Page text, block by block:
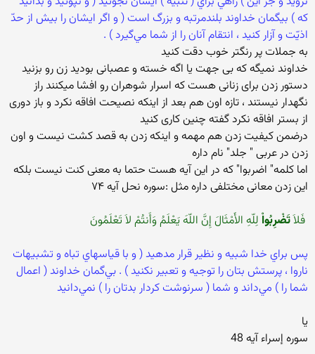
كه ) بيگمان خداوند بلندمرتبه و بزرگ است ( و اگر ايشان را بيش از حدّ
اذيّت و آزار كنيد ، انتقام آنان را از شما مي‌گيرد ) .
به جملات پر رنگتر خوب دقت کنید
خداوند نمیگه که بی جهت یا اگه خسته و عصبانی بودید زن رو بزنید
دستور زدن برای زنانی هست که اسرار شوهران رو افشا میکنند راز
نگهدار نیستند ، تازه اون هم بعد از اینکه نصیحت افاقه نکرد و باز دوری
از بستر افاقه نکرد گفته چنین کاری کنید
درضمن کیفیت زدن هم مهمه و اینکه زدن به قصد کشت نیست و اون
زدن در عربی " جلد" نام داره
اما کلمه" اضربوا" که در این آیه هست حتما به معنی کنت نیست بلکه
این زدن معانی مختلفی داره مثل :سوره نحل آیه ۷۴
فَلاَتَضْرِبُواْ لِلّهِ الأَمْثَالَ إِنَّ اللّهَ يَعْلَمُ وَأَنتُمْ لاَ تَعْلَمُونَ ‏
‏پس براي خدا شبيه و نظير قرار مدهيد ( و با قياسهاي تباه و تشبيهات
ناروا ، پرستش بتان را توجيه و تعبير نكنيد ) . بي‌گمان خداوند ( اعمال
شما را ) مي‌داند و شما ( سرنوشت كردار بدتان را ) نمي‌دانيد
یا
سوره إسراء آيه 48